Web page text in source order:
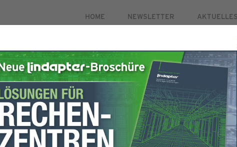
HOME NEWSLETTER AKTUELLES
aus.
Um sicherzustellen,
öffnen Sie bitte Ihr E-
fügen Sie